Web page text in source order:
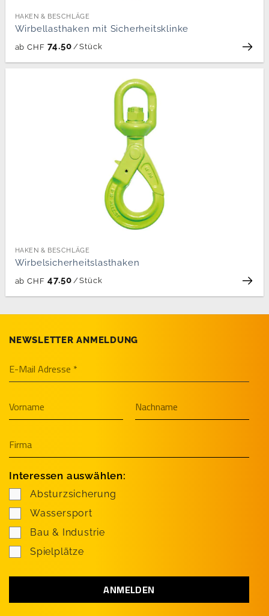
HAKEN & BESCHLÄGE
Wirbellasthaken mit Sicherheitsklinke
ab CHF 74.50 /Stück
HAKEN & BESCHLÄGE
Wirbelsicherheitslasthaken
ab CHF 47.50 /Stück
NEWSLETTER ANMELDUNG
Interessen auswählen:
Absturzsicherung
Wassersport
Bau & Industrie
Spielplätze